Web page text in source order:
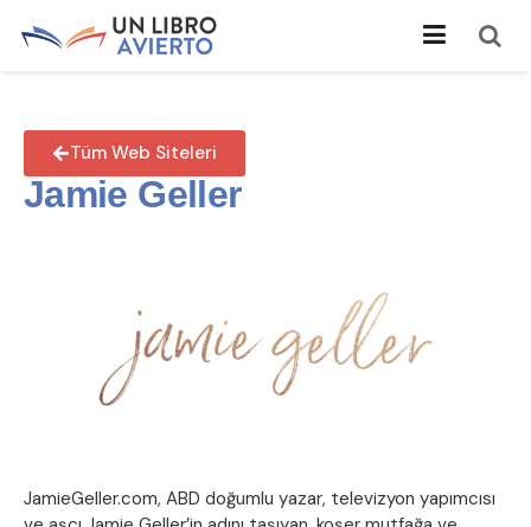
Tüm Web Siteleri
Jamie Geller
JamieGeller.com, ABD doğumlu yazar, televizyon yapımcısı